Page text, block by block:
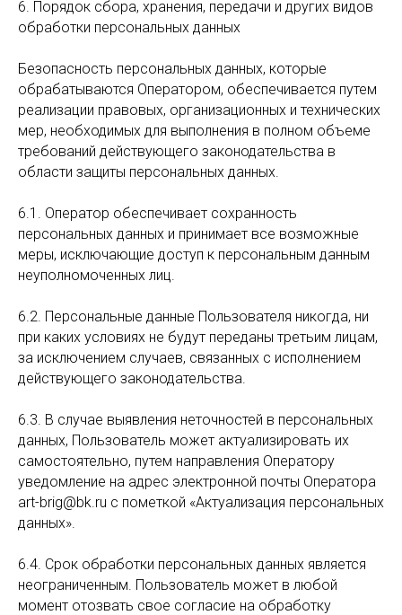
6. Порядок сбора, хранения, передачи и других видов
обработки персональных данных
Безопасность персональных данных, которые
обрабатываются Оператором, обеспечивается путем
реализации правовых, организационных и технических
мер, необходимых для выполнения в полном объеме
требований действующего законодательства в
области защиты персональных данных.
6.1. Оператор обеспечивает сохранность
персональных данных и принимает все возможные
меры, исключающие доступ к персональным данным
неуполномоченных лиц.
6.2. Персональные данные Пользователя никогда, ни
при каких условиях не будут переданы третьим лицам,
за исключением случаев, связанных с исполнением
действующего законодательства.
6.3. В случае выявления неточностей в персональных
данных, Пользователь может актуализировать их
самостоятельно, путем направления Оператору
уведомление на адрес электронной почты Оператора
art-brig@bk.ru с пометкой «Актуализация персональных
данных».
6.4. Срок обработки персональных данных является
неограниченным. Пользователь может в любой
момент отозвать свое согласие на обработку